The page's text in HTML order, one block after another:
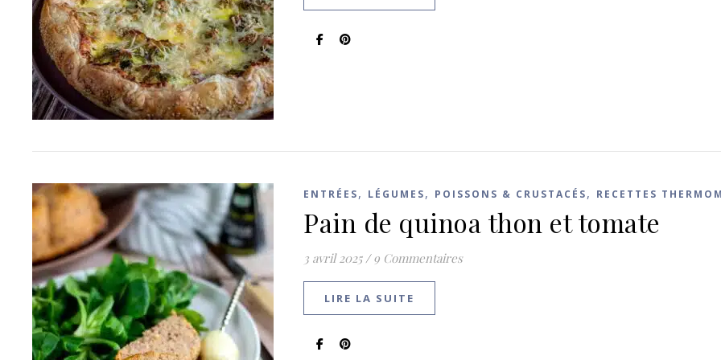
ENTRÉES, LÉGUMES, POISSONS & CRUSTACÉS, RECETTES
Pain de quinoa thon et tomate
3 avril 2025 / 9 Commentaires
LIRE LA SUITE